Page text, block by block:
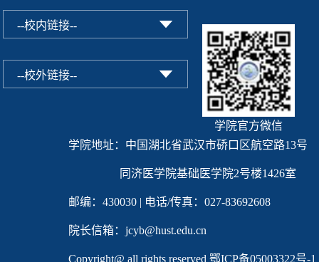
学院官方微信
学院地址：中国湖北省武汉市硚口区航空路13号
同济医学院基础医学院2号楼1426室
邮编：430030 | 电话/传真：027-83692608
院长信箱：jcyb@hust.edu.cn
Copyright@ all rights reserved 鄂ICP备05003322号-1